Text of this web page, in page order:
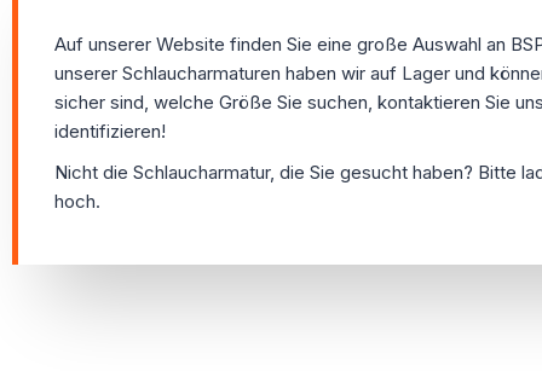
Auf unserer Website finden Sie eine große Auswahl an
unserer Schlaucharmaturen haben wir auf Lager und
sicher sind, welche Größe Sie suchen, kontaktieren Sie
identifizieren!
Nicht die Schlaucharmatur, die Sie gesucht haben? Bitte
hoch.